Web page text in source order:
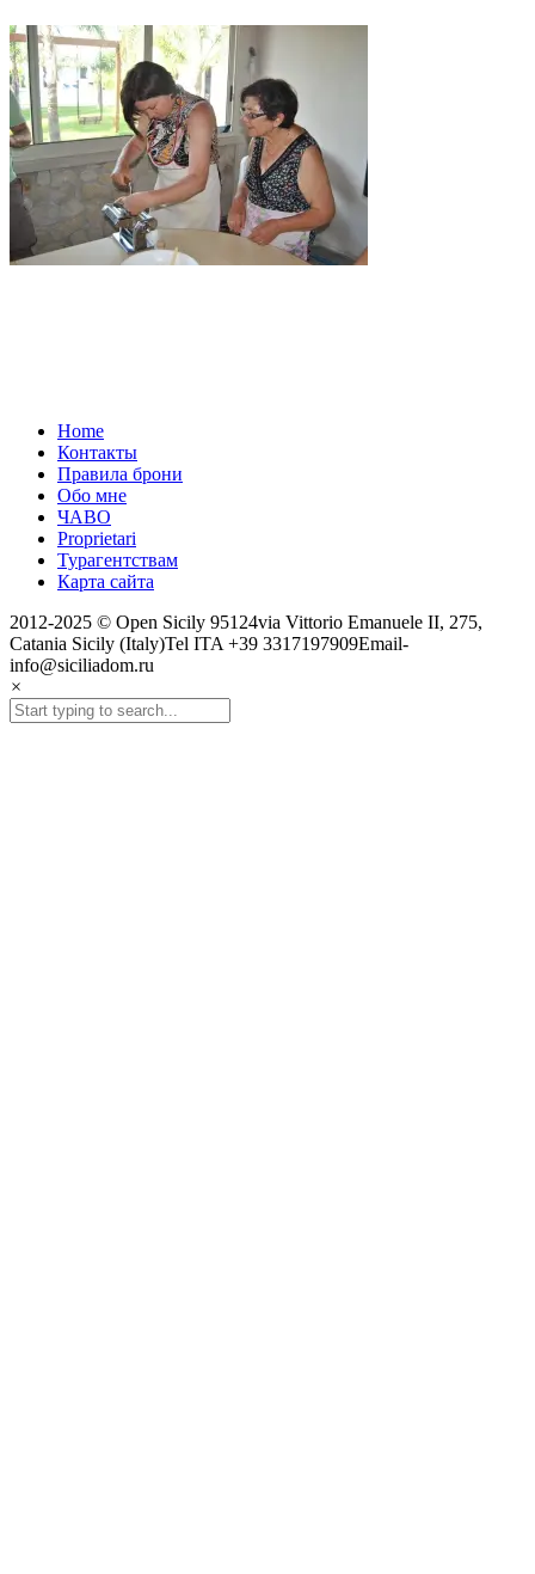
Home
Контакты
Правила брони
Обо мне
ЧАВО
Proprietari
Турагентствам
Карта сайта
2012-2025 © Open Sicily 95124via Vittorio Emanuele II, 275,
Catania Sicily (Italy)Tel ITA +39 3317197909Email-
info@siciliadom.ru
×